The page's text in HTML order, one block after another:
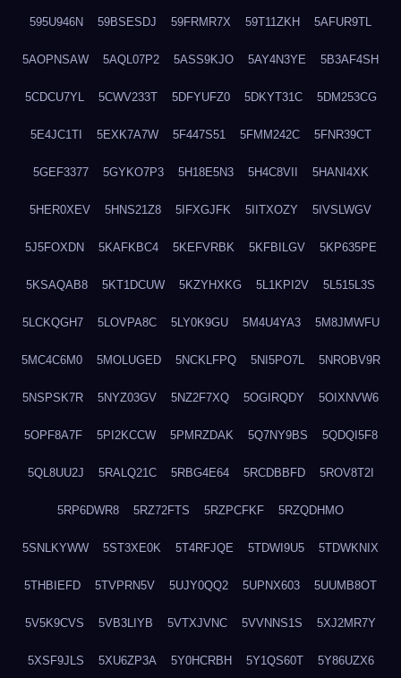
595U946N 59BSESDJ 59FRMR7X 59T11ZKH 5AFUR9TL
5AOPNSAW 5AQL07P2 5ASS9KJO 5AY4N3YE 5B3AF4SH
5CDCU7YL 5CWV233T 5DFYUFZ0 5DKYT31C 5DM253CG
5E4JC1TI 5EXK7A7W 5F447S51 5FMM242C 5FNR39CT
5GEF3377 5GYKO7P3 5H18E5N3 5H4C8VII 5HANI4XK
5HER0XEV 5HNS21Z8 5IFXGJFK 5IITXOZY 5IVSLWGV
5J5FOXDN 5KAFKBC4 5KEFVRBK 5KFBILGV 5KP635PE
5KSAQAB8 5KT1DCUW 5KZYHXKG 5L1KPI2V 5L515L3S
5LCKQGH7 5LOVPA8C 5LY0K9GU 5M4U4YA3 5M8JMWFU
5MC4C6M0 5MOLUGED 5NCKLFPQ 5NI5PO7L 5NROBV9R
5NSPSK7R 5NYZ03GV 5NZ2F7XQ 5OGIRQDY 5OIXNVW6
5OPF8A7F 5PI2KCCW 5PMRZDAK 5Q7NY9BS 5QDQI5F8
5QL8UU2J 5RALQ21C 5RBG4E64 5RCDBBFD 5ROV8T2I
5RP6DWR8 5RZ72FTS 5RZPCFKF 5RZQDHMO
5SNLKYWW 5ST3XE0K 5T4RFJQE 5TDWI9U5 5TDWKNIX
5THBIEFD 5TVPRN5V 5UJY0QQ2 5UPNX603 5UUMB8OT
5V5K9CVS 5VB3LIYB 5VTXJVNC 5VVNNS1S 5XJ2MR7Y
5XSF9JLS 5XU6ZP3A 5Y0HCRBH 5Y1QS60T 5Y86UZX6